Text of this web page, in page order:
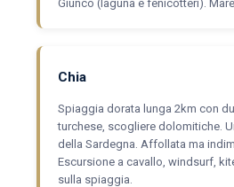
Giunco (laguna e fenicotteri).
Chia
Spiaggia dorata lunga 2km con
turchese, scogliere dolomitiche.
della Sardegna. Affollata ma
Escursione a cavallo, windsurf,
sulla spiaggia.